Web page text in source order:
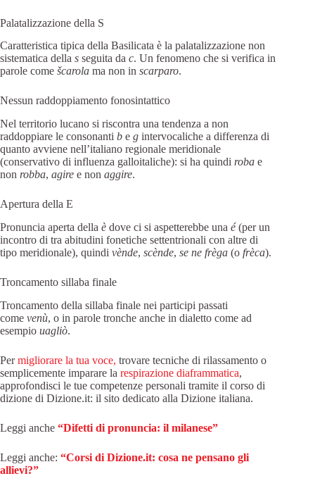
Palatalizzazione della S
Caratteristica tipica della Basilicata è la palatalizzazione non
sistematica della s seguita da c. Un fenomeno che si verifica in
parole come šcarola ma non in scarparo.
Nessun raddoppiamento fonosintattico
Nel territorio lucano si riscontra una tendenza a non
raddoppiare le consonanti b e g intervocaliche a differenza di
quanto avviene nell’italiano regionale meridionale
(conservativo di influenza galloitaliche): si ha quindi roba e
non robba, agire e non aggire.
Apertura della E
Pronuncia aperta della è dove ci si aspetterebbe una é(per un
incontro di tra abitudini fonetiche settentrionali con altre di
tipo meridionale), quindi vènde, scènde, se ne frèga (o frèca).
Troncamento sillaba finale
Troncamento della sillaba finale nei participi passati
come venù, o in parole tronche anche in dialetto come ad
esempio uagliò.
Permigliorare la tua voce, trovare tecniche di rilassamento o
semplicemente imparare la respirazione diaframmatica,
approfondisci le tue competenze personali tramite il corso di
dizione di Dizione.it: il sito dedicato alla Dizione italiana.
Leggi anche “Difetti di pronuncia: il milanese”
Leggi anche: “Corsi di Dizione.it: cosa ne pensano gli
allievi?”